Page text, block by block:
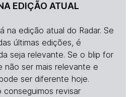
EDIÇÃO ATUAL
na edição atual do Radar. Se
últimas edições, é
seja relevante. Se o blip for
não ser mais relevante e
ser diferente hoje.
conseguimos revisar